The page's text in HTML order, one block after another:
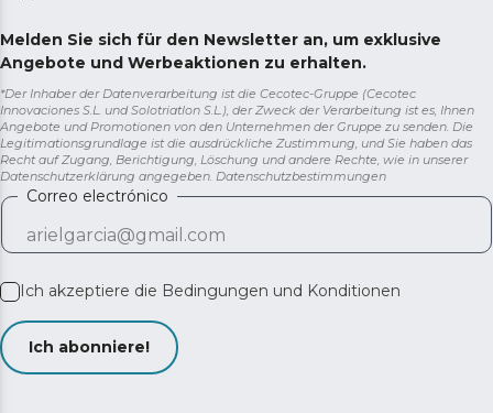
Melden Sie sich für den Newsletter an, um exklusive
Angebote und Werbeaktionen zu erhalten.
*Der Inhaber der Datenverarbeitung ist die Cecotec-Gruppe (Cecotec
Innovaciones S.L. und Solotriatlon S.L.), der Zweck der Verarbeitung ist es, Ihnen
Angebote und Promotionen von den Unternehmen der Gruppe zu senden. Die
Legitimationsgrundlage ist die ausdrückliche Zustimmung, und Sie haben das
Recht auf Zugang, Berichtigung, Löschung und andere Rechte, wie in unserer
Datenschutzerklärung angegeben. Datenschutzbestimmungen
Correo electrónico
Ich akzeptiere die Bedingungen und Konditionen
Ich abonniere!